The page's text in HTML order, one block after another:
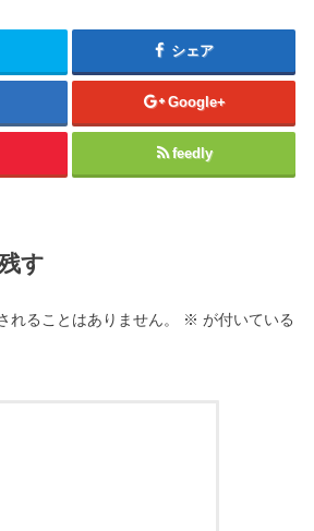
シェア
Google+
feedly
す
れることはありません。 ※ が付いている